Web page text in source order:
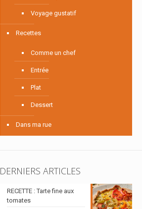
Voyage gustatif
Recettes
Comme un chef
Entrée
Plat
Dessert
Dans ma rue
DERNIERS ARTICLES
RECETTE : Tarte fine aux
tomates